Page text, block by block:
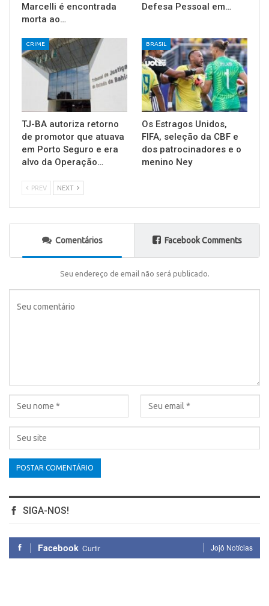
Marcelli é encontrada
morta ao…
Defesa Pessoal em…
CRIME
TJ-BA autoriza retorno
de promotor que atuava
em Porto Seguro e era
alvo da Operação…
BRASIL
Os Estragos Unidos,
FIFA, seleção da CBF e
dos patrocinadores e o
menino Ney
PREV NEXT
Comentários Facebook Comments
Seu endereço de email não será publicado.
SIGA-NOS!
Facebook Curtir Jojô Notícias